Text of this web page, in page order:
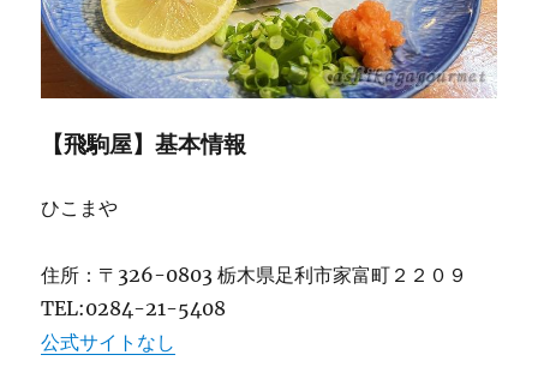
食
メ
ニ
ュ
が
★★★★
に
【飛駒屋】基本情報
ひこまや
住所：〒326-0803 栃木県足利市家富町２２０９
TEL:0284-21-5408
公式サイトなし